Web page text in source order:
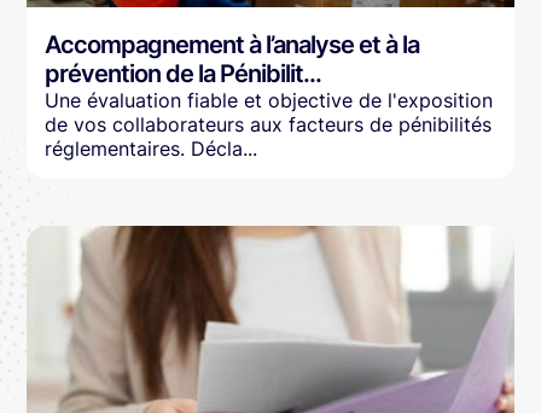
Accompagnement à l’analyse et à la
prévention de la Pénibilit...
Une évaluation fiable et objective de l'exposition
de vos collaborateurs aux facteurs de pénibilités
réglementaires. Décla...